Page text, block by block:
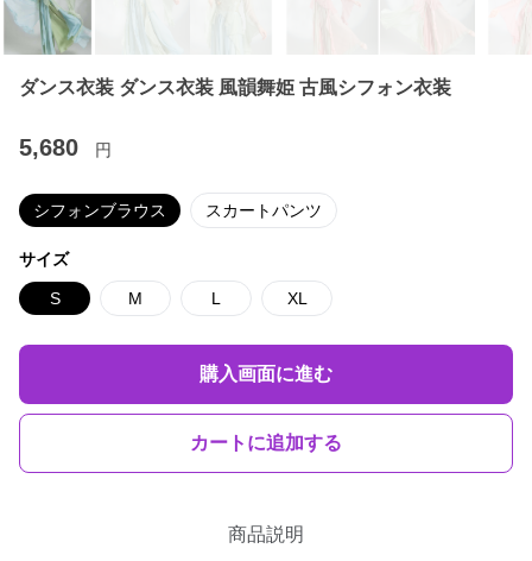
ダンス衣装 ダンス衣装 風韻舞姫 古風シフォン衣装
5,680 円
シフォンブラウス スカートパンツ
サイズ
S M L XL
購入画面に進む
カートに追加する
商品説明